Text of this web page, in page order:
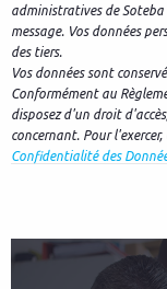
administratives de
message. Vos données
des tiers.
Vos données sont
Conformément au
disposez d'un droit
concernant. Pour
Confidentialité des